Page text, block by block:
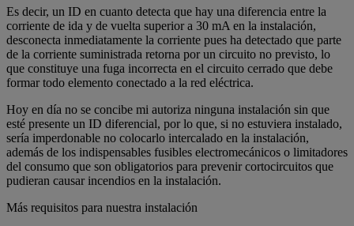
Es decir, un ID en cuanto detecta que hay una diferencia entre la
corriente de ida y de vuelta superior a 30 mA en la instalación,
desconecta inmediatamente la corriente pues ha detectado que parte
de la corriente suministrada retorna por un circuito no previsto, lo
que constituye una fuga incorrecta en el circuito cerrado que debe
formar todo elemento conectado a la red eléctrica.
Hoy en día no se concibe mi autoriza ninguna instalación sin que
esté presente un ID diferencial, por lo que, si no estuviera instalado,
sería imperdonable no colocarlo intercalado en la instalación,
además de los indispensables fusibles electromecánicos o limitadores
del consumo que son obligatorios para prevenir cortocircuitos que
pudieran causar incendios en la instalación.
Más requisitos para nuestra instalación